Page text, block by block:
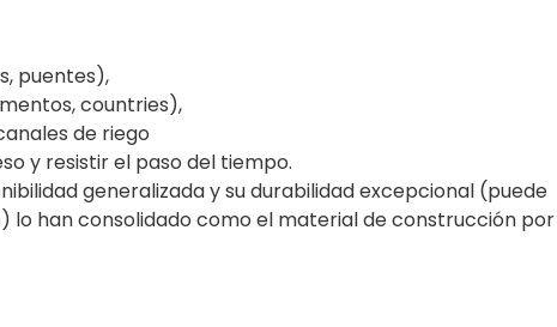
puentes),
countries),
de riego
y resistir el paso del tiempo.
generalizada y su durabilidad excepcional (puede
lo han consolidado como el material de construcción por